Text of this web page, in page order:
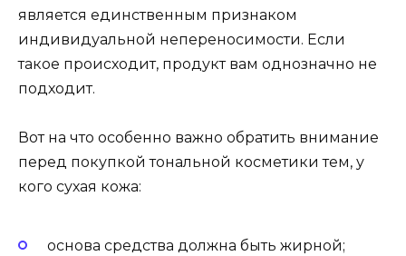
является единственным признаком
индивидуальной непереносимости. Если
такое происходит, продукт вам однозначно не
подходит.
Вот на что особенно важно обратить внимание
перед покупкой тональной косметики тем, у
кого сухая кожа:
основа средства должна быть жирной;